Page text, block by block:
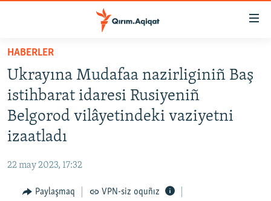
Esas
qaytmaq
Baş
navigatsiyağa
qaytmaq
Qıdıruvğa
HABERLER
SİYASET
İQTİSADİYAT
CEMİYET
İNSAN AQLARI
VİDEO
HABERLER
Ukrayına Mudafaa nazirliginiñ Baş
istihbarat idaresi Rusiyeniñ
Belgorod vilâyetindeki vaziyetni
izaatladı
22 may 2023, 17:32
Paylaşmaq VPN-siz oquñız